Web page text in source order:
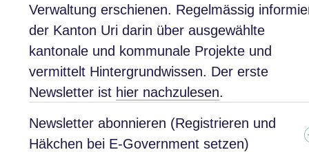
Verwaltung erschienen. Regelmässig
der Kanton Uri darin über ausgewählte
kantonale und kommunale Projekte und
vermittelt Hintergrundwissen. Der erste
Newsletter ist hier nachzulesen.
Newsletter abonnieren (Registrieren und
Häkchen bei E-Government setzen)